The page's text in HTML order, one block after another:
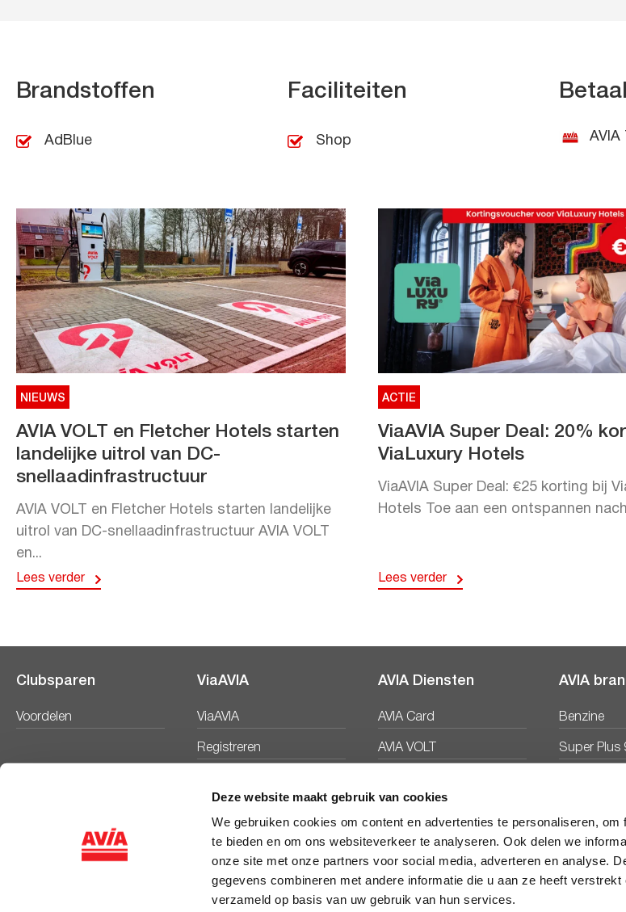
Deze website maakt gebruik van cookies
We gebruiken cookies om content en advertenties te personaliseren,
te bieden en om ons websiteverkeer te analyseren. Ook delen we
onze site met onze partners voor social media, adverteren en analyse.
gegevens combineren met andere informatie die u aan ze heeft verstrekt
verzameld op basis van uw gebruik van hun services.
Brandstoffen
AdBlue
Faciliteiten
Shop AVIA
NIEUWS
AVIA VOLT en Fletcher Hotels starten
landelijke uitrol van DC-
snellaadinfrastructuur
AVIA VOLT en Fletcher Hotels starten landelijke
uitrol van DC-snellaadinfrastructuur AVIA VOLT
en...
Lees verder
ACTIE
ViaAVIA Super Deal: 20%
ViaLuxury Hotels
ViaAVIA Super Deal: €25 korting bij
Hotels Toe aan een ontspannen
Lees verder
Clubsparen
Voordelen
ViaAVIA
ViaAVIA
Registreren
AVIA Diensten
AVIA Card
AVIA VOLT
AVIA
Benzine
Super Plus